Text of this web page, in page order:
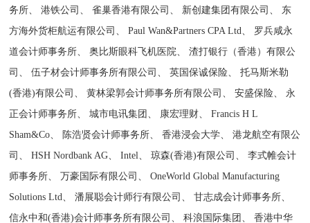
务所、 港铁公司、 雀巢香港有限公司、 新创建集团有限公司、 东
方海外货柜航运有限公司、 Paul Wan&Partners CPA Ltd、 罗兵咸永
道会计师事务所、 奥比斯眼科飞机医院、 渣打银行（香港）有限公
司、 伍子材会计师事务所有限公司、 英国保诚保险、 托马斯米勒
(香港)有限公司、 黄林梁郭会计师事务所有限公司、 安盛保险、 永
正会计师事务所、 城市电讯集团、 康宏理财、 Francis H L
Sham&Co、 陈浩贤会计师事务所、 香港浸会大学、 港龙航空有限公
司、 HSH Nordbank AG、 Intel、 琼森(香港)有限公司、 李式帷会计
师事务所、 万豪国际有限公司、 OneWorld Global Manufacturing
Solutions Ltd、 潘展聪会计师行有限公司、 甘志成会计师事务所、
信永中和(香港)会计师事务所有限公司、 科浪国际集团、 香港中华